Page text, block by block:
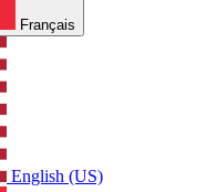
Français
English (US)